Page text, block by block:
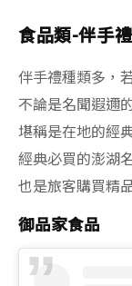
食品類-伴手
伴手禮種類多，
不論是名聞遐邇
堪稱是在地的經
經典必買的澎湖
也是旅客購買精
御品家食品